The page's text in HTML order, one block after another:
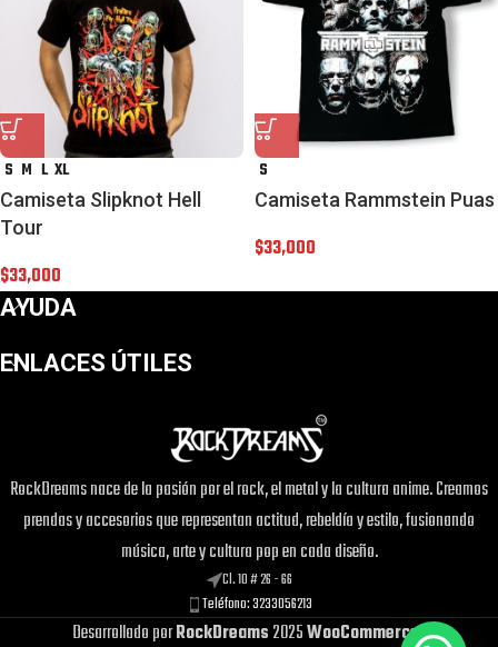
S M L XL
Camiseta Slipknot Hell
Tour
$33,000
S
Camiseta Rammstein Puas
$33,000
AYUDA
ENLACES ÚTILES
RockDreams nace de la pasión por el rock, el metal y la cultura anime. Creamos
prendas y accesorios que representan actitud, rebeldía y estilo, fusionando
música, arte y cultura pop en cada diseño.
Cl. 10 # 26 - 66
Teléfono: 3233056213
Desarrollado porRockDreams2025WooCommerce.